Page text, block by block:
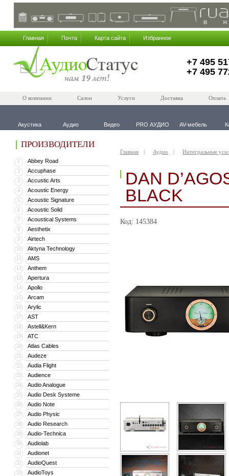
Главная Почта Карта сайта Избранное
+7 495
+7 495
О компании Салон Услуги Доставка Оплата
Акустика Аудио Видео PRO АУДИО AV-мебель
ПРОИЗВОДИТЕЛИ
1 Abbey Road
2 Accuphase
3 Accustic Arts
4 Acoustic Energy
5 Acoustic Signature
6 Acoustic Solid
7 Acoustical Systems
8 Aesthetix
9 Airtech
10 Aktyna Technology
11 AMS
12 Anthem
13 Apertura
14 Apollo
15 Arcam
16 Arylic
17 AST
18 Astell&Kern
19 ATC
20 Atlas Cables
21 Audeze
22 Audia Flight
23 Audience
24 Audio Analogue
25 Audio Desk Systeme
26 Audio Note
27 Audio Physic
28 Audio Research
29 Audio-Technica
30 Audiolab
31 Audionet
32 AudioQuest
33 AudioToys
Главная Аудио Интегральные
DAN
BLACK
Код: 145384